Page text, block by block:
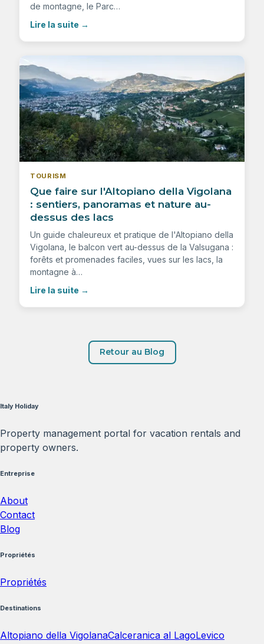
de montagne, le Parc…
Lire la suite →
TOURISM
Que faire sur l'Altopiano della Vigolana
: sentiers, panoramas et nature au-
dessus des lacs
Un guide chaleureux et pratique de l'Altopiano della
Vigolana, le balcon vert au-dessus de la Valsugana :
forêts et promenades faciles, vues sur les lacs, la
montagne à…
Lire la suite →
Retour au Blog
Italy Holiday
Property management portal for vacation rentals and
property owners.
Entreprise
About
Contact
Blog
Propriétés
Propriétés
Destinations
Altopiano della VigolanaCalceranica al LagoLevico